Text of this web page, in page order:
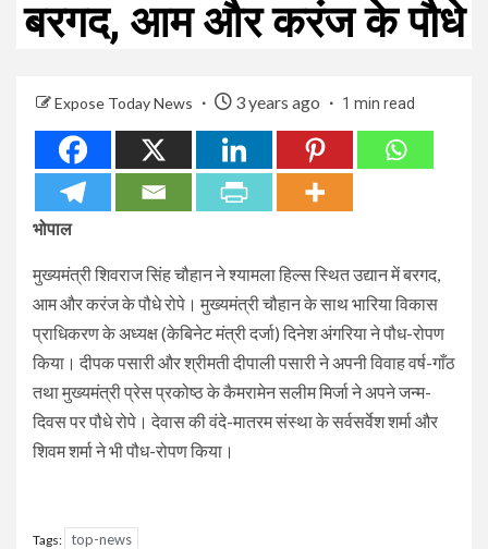
बरगद, आम और करंज के पौधे
Expose Today News 3 years ago 1 min read
भोपाल
मुख्यमंत्री शिवराज सिंह चौहान ने श्यामला हिल्स स्थित उद्यान में बरगद,
आम और करंज के पौधे रोपे। मुख्यमंत्री चौहान के साथ भारिया विकास
प्राधिकरण के अध्यक्ष (केबिनेट मंत्री दर्जा) दिनेश अंगरिया ने पौध-रोपण
किया। दीपक पसारी और श्रीमती दीपाली पसारी ने अपनी विवाह वर्ष-गाँठ
तथा मुख्यमंत्री प्रेस प्रकोष्ठ के कैमरामेन सलीम मिर्जा ने अपने जन्म-
दिवस पर पौधे रोपे। देवास की वंदे-मातरम संस्था के सर्वसर्वेश शर्मा और
शिवम शर्मा ने भी पौध-रोपण किया।
Tags: top-news